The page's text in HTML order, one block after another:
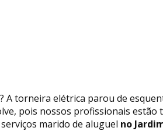
A torneira elétrica parou de
pois nossos profissionais
marido de aluguel no